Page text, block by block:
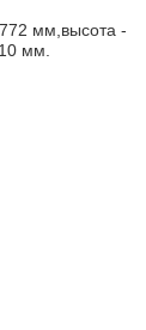
мм,высота -
мм.